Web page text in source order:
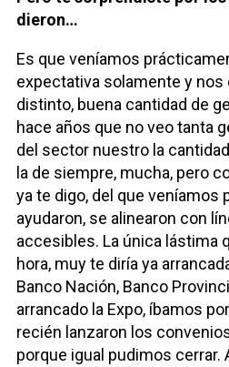
dieron…
Es que veníamos
expectativa solamente y
distinto, buena cantidad de
hace años que no veo tanta
del sector nuestro la
la de siempre, mucha, pero
ya te digo, del que veníamos
ayudaron, se alinearon con
accesibles. La única lástima
hora, muy te diría ya
Banco Nación, Banco
arrancado la Expo, íbamos
recién lanzaron los
porque igual pudimos